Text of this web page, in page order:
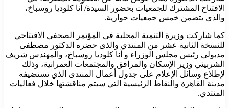
الافتتاح المشترك للجمعيات بحضور السيدة/ آنا كلوديا روسباخ،
والذى يتضمن خمس جمعيات حوارية.
كما شاركت وزيرة التنمية المحلية في المؤتمر الصحفي الافتتاحي
للنسخة الثانية عشر من المنتدي والذى حضره الدكتور مصطفى
مدبولي رئيس مجلس الوزراء و آنا كلوديا روسباخ، والمهندس شريف
الشربيني وزير الإسكان والمرافق والمجتمعات العمرانية، وذلك
لإطلاع وسائل الإعلام على جدول أعمال المنتدى الذي تستضيفه
مدينة القاهرة والنقاط الرئيسية التي سيتم مناقشتها خلال فعاليات
المنتدي.